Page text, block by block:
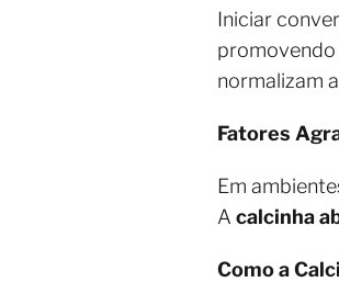
Iniciar
promovendo
normalizam
Fatores
Em
A calcinha
Como a